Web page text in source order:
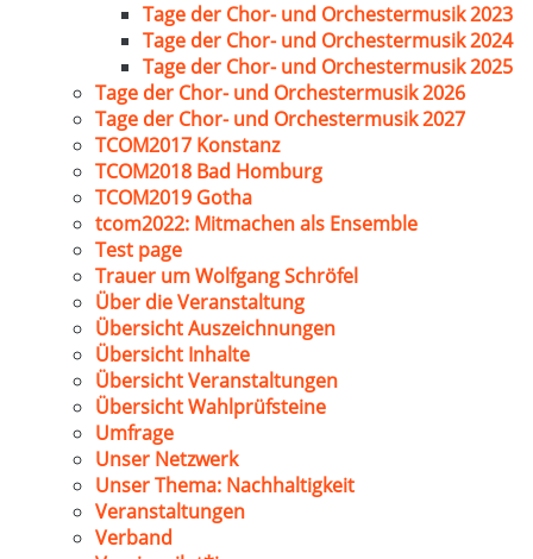
Tage der Chor- und Orchestermusik 2023
Tage der Chor- und Orchestermusik 2024
Tage der Chor- und Orchestermusik 2025
Tage der Chor- und Orchestermusik 2026
Tage der Chor- und Orchestermusik 2027
TCOM2017 Konstanz
TCOM2018 Bad Homburg
TCOM2019 Gotha
tcom2022: Mitmachen als Ensemble
Test page
Trauer um Wolfgang Schröfel
Über die Veranstaltung
Übersicht Auszeichnungen
Übersicht Inhalte
Übersicht Veranstaltungen
Übersicht Wahlprüfsteine
Umfrage
Unser Netzwerk
Unser Thema: Nachhaltigkeit
Veranstaltungen
Verband